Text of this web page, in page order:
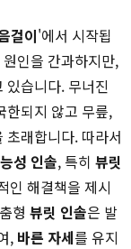
걸이'에서 시작됩
인을 간과하지만,
있습니다. 무너진
한되지 않고 무릎,
초래합니다. 따라서
성 인솔, 특히 뷰릿
인 해결책을 제시
형 뷰릿 인솔은 발
, 바른 자세를 유지